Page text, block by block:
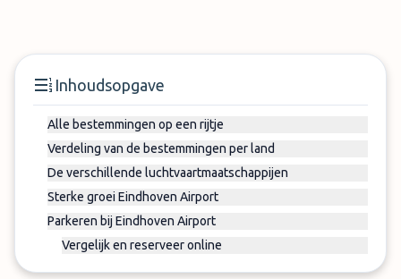
Inhoudsopgave
Alle bestemmingen op een rijtje
Verdeling van de bestemmingen per land
De verschillende luchtvaartmaatschappijen
Sterke groei Eindhoven Airport
Parkeren bij Eindhoven Airport
Vergelijk en reserveer online